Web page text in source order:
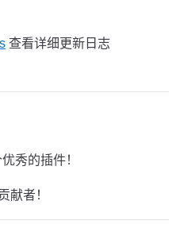
查看详细更新日志
秀的插件！
献者！